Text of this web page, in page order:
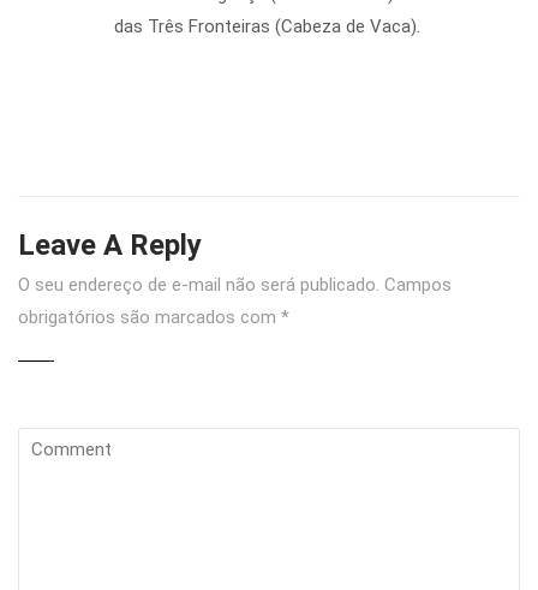
das Três Fronteiras (Cabeza de Vaca).
Leave A Reply
O seu endereço de e-mail não será publicado. Campos
obrigatórios são marcados com *